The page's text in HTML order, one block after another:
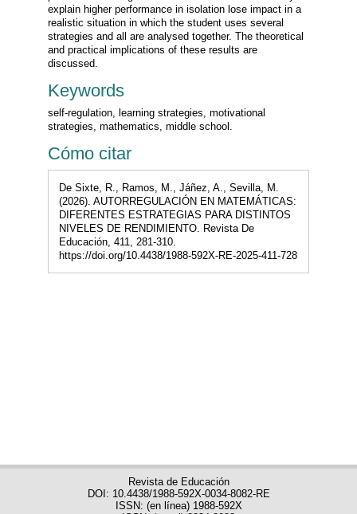
explain higher performance in isolation lose impact in a
realistic situation in which the student uses several
strategies and all are analysed together. The theoretical
and practical implications of these results are
discussed.
Keywords
self-regulation, learning strategies, motivational
strategies, mathematics, middle school.
Cómo citar
De Sixte, R., Ramos, M., Jáñez, A., Sevilla, M.
(2026). AUTORREGULACIÓN EN MATEMÁTICAS:
DIFERENTES ESTRATEGIAS PARA DISTINTOS
NIVELES DE RENDIMIENTO. Revista De
Educación, 411, 281-310.
https://doi.org/10.4438/1988-592X-RE-2025-411-728
Revista de Educación
DOI: 10.4438/1988-592X-0034-8082-RE
ISSN: (en línea) 1988-592X